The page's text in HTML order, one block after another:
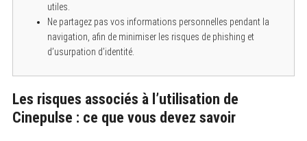
utiles.
Ne partagez pas vos informations personnelles pendant la
navigation, afin de minimiser les risques de phishing et
d’usurpation d’identité.
Les risques associés à l’utilisation de
Cinepulse : ce que vous devez savoir